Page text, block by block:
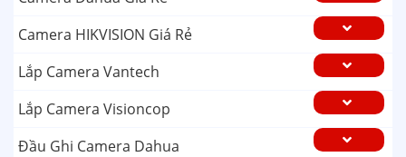
Camera HIKVISION Giá Rẻ
Lắp Camera Vantech
Lắp Camera Visioncop
Đầu Ghi Camera Dahua